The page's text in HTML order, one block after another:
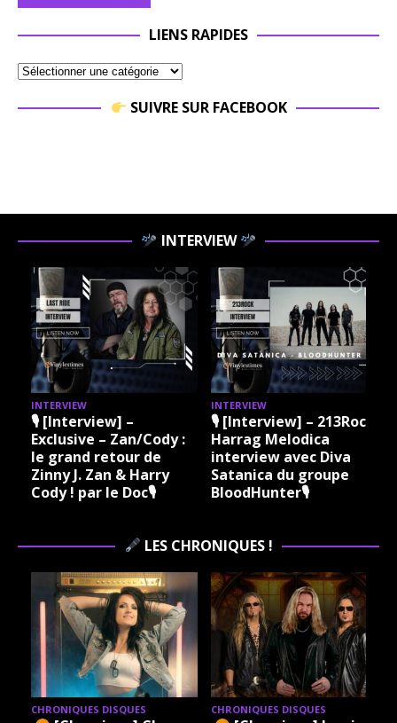
LIENS RAPIDES
SUIVRE SUR FACEBOOK
INTERVIEW
INTERVIEW
🎙 [Interview] –
Exclusive – Zan/Cody :
le grand retour de
Zinny J. Zan & Harry
Cody ! par le Doc🎙
INTERVIEW
🎙 [Interview] – 213Rock
Harrag Melodica
interview avec Diva
Satanica du groupe
BloodHunter🎙
LES CHRONIQUES !
CHRONIQUES DISQUES CHRONIQUES DISQUES